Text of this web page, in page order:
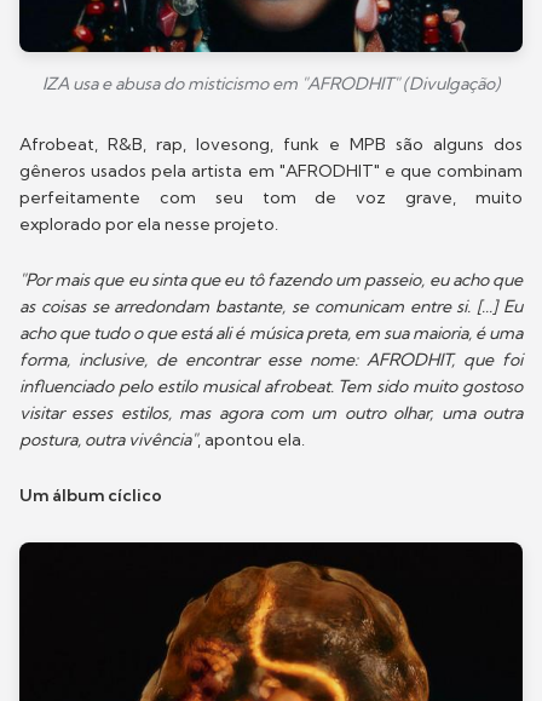
IZA usa e abusa do misticismo em "AFRODHIT" (Divulgação)
Afrobeat, R&B, rap, lovesong, funk e MPB são alguns dos
gêneros usados pela artista em "AFRODHIT" e que combinam
perfeitamente com seu tom de voz grave, muito
explorado por ela nesse projeto.
"Por mais que eu sinta que eu tô fazendo um passeio, eu acho que
as coisas se arredondam bastante, se comunicam entre si. [...] Eu
acho que tudo o que está ali é música preta, em sua maioria, é uma
forma, inclusive, de encontrar esse nome: AFRODHIT, que foi
influenciado pelo estilo musical afrobeat. Tem sido muito gostoso
visitar esses estilos, mas agora com um outro olhar, uma outra
postura, outra vivência", apontou ela.
Um álbum cíclico